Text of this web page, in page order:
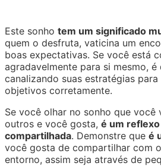
Este sonho tem um significado
quem o desfruta, vaticina um
boas expectativas. Se você está
agradavelmente para si mesmo, é
canalizando suas estratégias para
objetivos corretamente.
Se você olhar no sonho que você
outros e você gosta, é um
compartilhada. Demonstre que é
você gosta de compartilhar com
entorno, assim seja através de